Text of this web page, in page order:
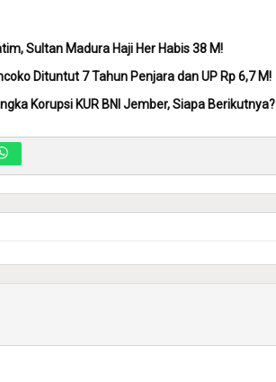
Sultan Madura Haji Her Habis 38 M!
Dituntut 7 Tahun Penjara dan UP Rp 6,7 M!
Korupsi KUR BNI Jember, Siapa Berikutnya?